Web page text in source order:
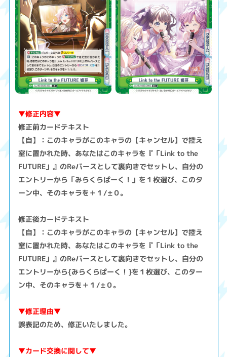
▼修正内容▼
修正前カードテキスト
【自】：このキャラがこのキャラの【キャンセル】で控え
室に置かれた時、あなたはこのキャラを『「Link to the
FUTURE」』のReバースとして裏向きでセットし、自分の
エントリーから「みらくらぱーく！」を１枚選び、このタ
ーン中、そのキャラを＋１/±０。
修正後カードテキスト
【自】：このキャラがこのキャラの【キャンセル】で控え
室に置かれた時、あなたはこのキャラを『「Link to the
FUTURE」』のReバースとして裏向きでセットし、自分の
エントリーから{みらくらぱーく！}を１枚選び、このター
ン中、そのキャラを＋１/±０。
▼修正理由▼
誤表記のため、修正いたしました。
▼カード交換に関して▼